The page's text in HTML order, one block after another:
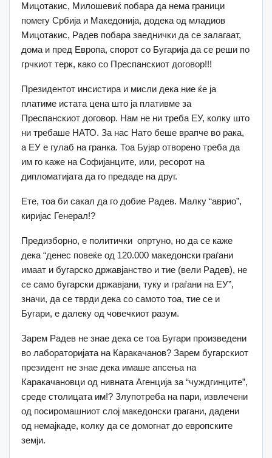
Мицотакис, Милошевиќ побара да нема граници
помегу Србија и Македонија, додека од младиов
Мицотакис, Радев побара заеднички да се залагаат,
дома и пред Европа, спорот со Бугарија да се реши по
грчкиот терк, како со Преспанскиот договор!!!
Президентот инсистира и мисли дека ние ќе ја
платиме истата цена што ја плативме за
Преспанскиот договор. Нам не ни треба ЕУ, колку што
ни требаше НАТО. За нас Нато беше врапче во рака,
а ЕУ е гулаб на гранка. Тоа Бујар отворено треба да
им го каже на Софијанците, или, ресорот на
дипломатијата да го предаде на друг.
Ете, тоа би сакал да го добие Радев. Малку “аврио”,
киријас Генерал!?
Предизборно, e политички опртуно, но да се каже
дека “денес повеќе од 120.000 македонски граѓани
имаат и бугарско државјанство и тие (вели Радев), не
се само бугарски државјани, туку и граѓани на ЕУ”,
значи, да се тврди дека со самото тоа, тие се и
Бугари, е далеку од човечкиот разум.
Зарем Радев не знае дека се тоа Бугари произведени
во лабораторијата на Каракачанов? Зарем бугарскиот
президент не знае дека имаше апсења на
Каракачановци од нивната Агенција за “чуждгинците”,
среде столицата им!? Злупотреба на пари, извлечени
од посиромашниот слој македонски грагани, дадени
од немајкаде, колку да се домогнат до европските
земји.